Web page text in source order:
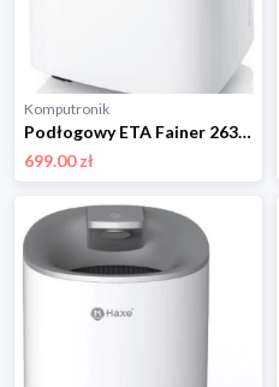
Komputronik
Podłogowy ETA Fainer 263090000 biały
699.00 zł